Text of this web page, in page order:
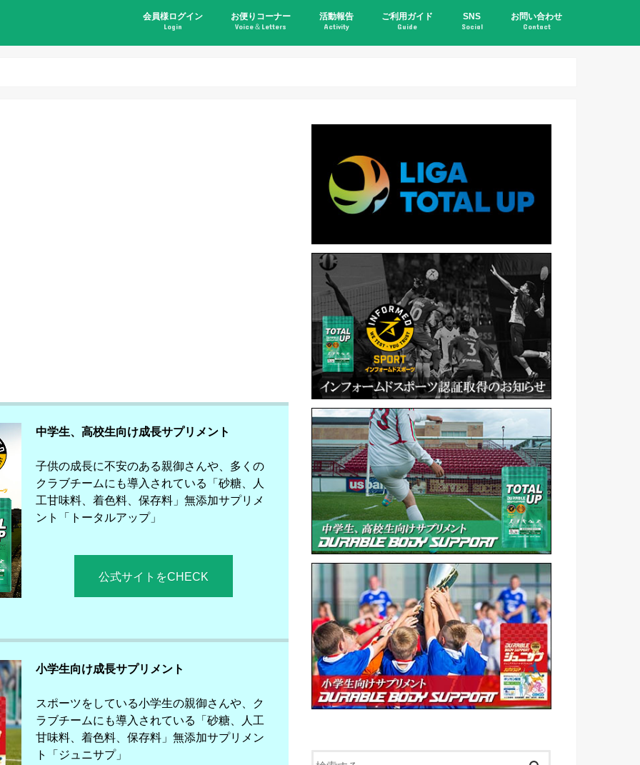
会員様ログイン
Login
お便りコーナー
Voice＆Letters
活動報告
Activity
ご利用ガイド
Guide
SNS
Social
お問い合わせ
Contact
中学生、高校生向け成長サプリメント
子供の成長に不安のある親御さんや、多くの
クラブチームにも導入されている「砂糖、人
工甘味料、着色料、保存料」無添加サプリメ
ント「トータルアップ」
公式サイトをCHECK
小学生向け成長サプリメント
スポーツをしている小学生の親御さんや、ク
ラブチームにも導入されている「砂糖、人工
甘味料、着色料、保存料」無添加サプリメン
ト「ジュニサプ」